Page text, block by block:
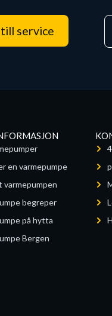
service
en varmepumpe
begreper
på hytta
Bergen